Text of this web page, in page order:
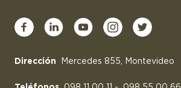
Dirección Mercedes 855, Montevideo